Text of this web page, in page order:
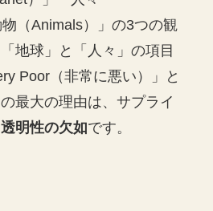
物（Animals）」の3つの観
地球」と「人々」の項目
Poor（非常に悪い）」と
最大の理由は、サプライ
透明性の欠如です。